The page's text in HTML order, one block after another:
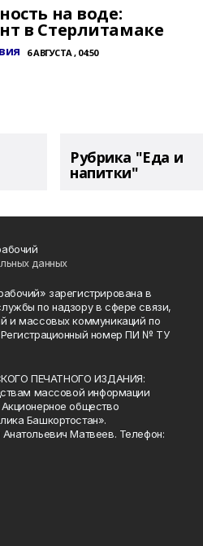
на воде:
в Стерлитамаке
6 АВГУСТА , 04:50
Рубрика "Еда и
напитки"
данных
зарегистрирована в
по надзору в сфере связи,
и массовых коммуникаций по
номер ПИ № ТУ
ПЕЧАТНОГО ИЗДАНИЯ:
массовой информации
общество
Башкортостан».
Матвеев. Телефон: